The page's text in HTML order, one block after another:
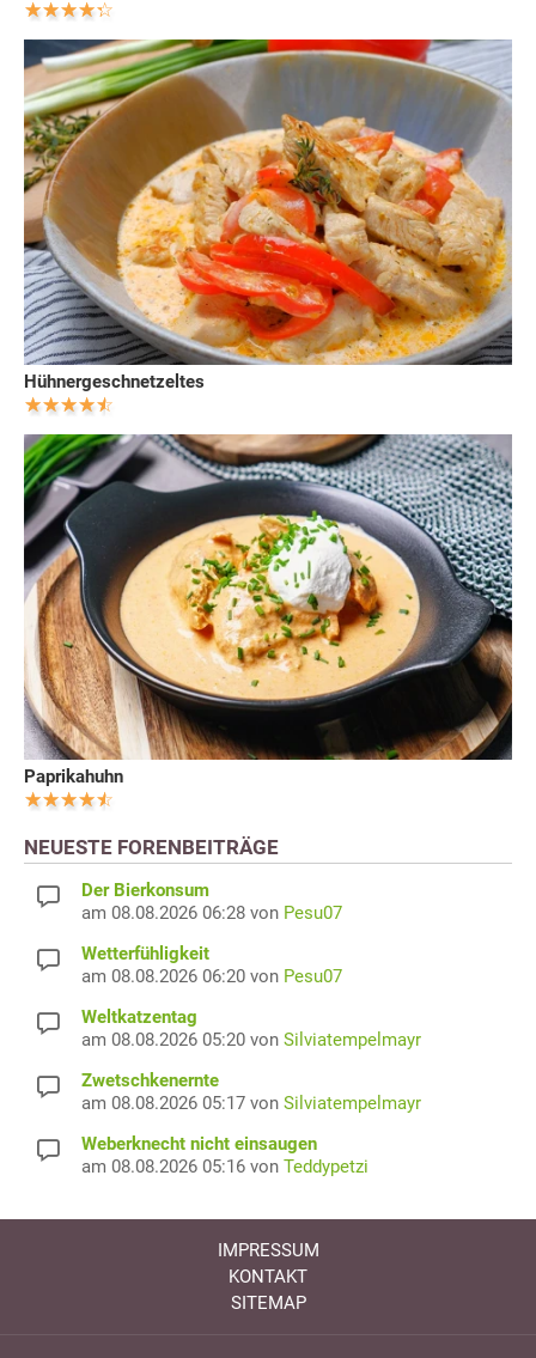
Hühnergeschnetzeltes
Paprikahuhn
NEUESTE FORENBEITRÄGE
Der Bierkonsum
am 08.08.2026 06:28 von Pesu07
Wetterfühligkeit
am 08.08.2026 06:20 von Pesu07
Weltkatzentag
am 08.08.2026 05:20 von Silviatempelmayr
Zwetschkenernte
am 08.08.2026 05:17 von Silviatempelmayr
Weberknecht nicht einsaugen
am 08.08.2026 05:16 von Teddypetzi
IMPRESSUM
KONTAKT
SITEMAP